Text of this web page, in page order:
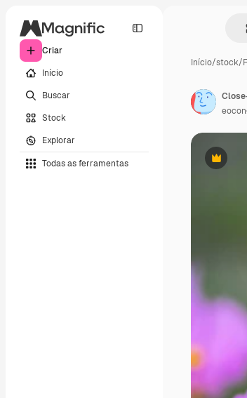
Criar
Início
Buscar
Stock
Explorar
Todas as ferramentas
Início/stock/
Premium